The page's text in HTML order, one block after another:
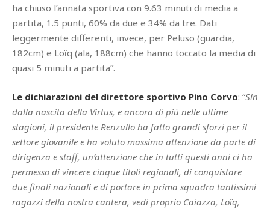
ha chiuso l’annata sportiva con 9.63 minuti di media a
partita, 1.5 punti, 60% da due e 34% da tre. Dati
leggermente differenti, invece, per Peluso (guardia,
182cm) e Loïq (ala, 188cm) che hanno toccato la media di
quasi 5 minuti a partita”.
Le dichiarazioni del direttore sportivo Pino Corvo: “Sin
dalla nascita della Virtus, e ancora di più nelle ultime
stagioni, il presidente Renzullo ha fatto grandi sforzi per il
settore giovanile e ha voluto massima attenzione da parte di
dirigenza e staff, un’attenzione che in tutti questi anni ci ha
permesso di vincere cinque titoli regionali, di conquistare
due finali nazionali e di portare in prima squadra tantissimi
ragazzi della nostra cantera, vedi proprio Caiazza, Loïq,